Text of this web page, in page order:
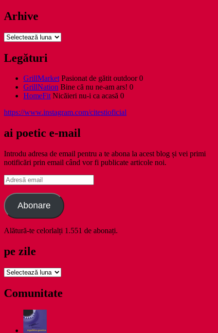
Arhive
Arhive
Legături
GrillMarketPasionat de gătit outdoor 0
GrillNation Bine că nu ne-am ars! 0
HomeFitNicăieri nu-i ca acasă 0
https://www.instagram.com/citestioficial
ai poetic e-mail
Introdu adresa de email pentru a te abona la acest blog și vei primi
notificări prin email când vor fi publicate articole noi.
Adresă
email
Abonare
Alătură-te celorlalți 1.551 de abonați.
pe zile
pe
Comunitate